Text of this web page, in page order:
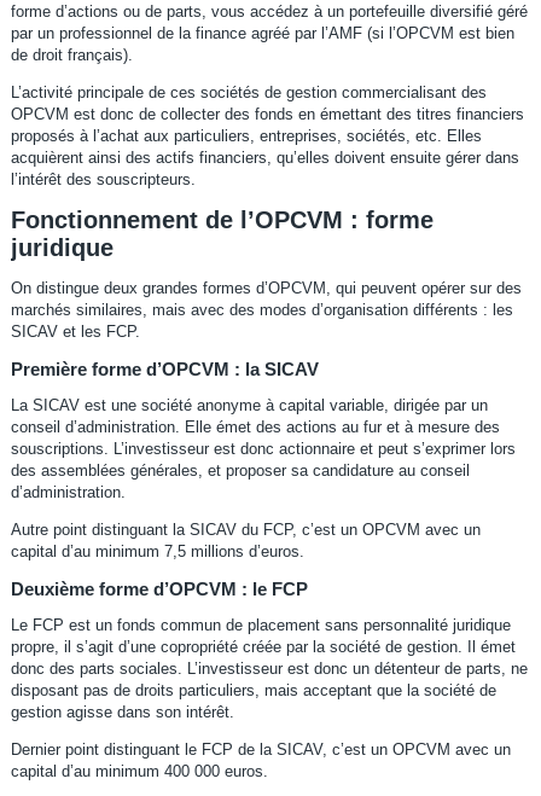
forme d’actions ou de parts, vous accédez à un portefeuille diversifié géré
par un professionnel de la finance agréé par l’AMF (si l’OPCVM est bien
de droit français).
L’activité principale de ces sociétés de gestion commercialisant des
OPCVM est donc de collecter des fonds en émettant des titres financiers
proposés à l’achat aux particuliers, entreprises, sociétés, etc. Elles
acquièrent ainsi des actifs financiers, qu’elles doivent ensuite gérer dans
l’intérêt des souscripteurs.
Fonctionnement de l’OPCVM : forme
juridique
On distingue deux grandes formes d’OPCVM, qui peuvent opérer sur des
marchés similaires, mais avec des modes d’organisation différents : les
SICAV et les FCP.
Première forme d’OPCVM : la SICAV
La SICAV est une société anonyme à capital variable, dirigée par un
conseil d’administration. Elle émet des actions au fur et à mesure des
souscriptions. L’investisseur est donc actionnaire et peut s’exprimer lors
des assemblées générales, et proposer sa candidature au conseil
d’administration.
Autre point distinguant la SICAV du FCP, c’est un OPCVM avec un
capital d’au minimum 7,5 millions d’euros.
Deuxième forme d’OPCVM : le FCP
Le FCP est un fonds commun de placement sans personnalité juridique
propre, il s’agit d’une copropriété créée par la société de gestion. Il émet
donc des parts sociales. L’investisseur est donc un détenteur de parts, ne
disposant pas de droits particuliers, mais acceptant que la société de
gestion agisse dans son intérêt.
Dernier point distinguant le FCP de la SICAV, c’est un OPCVM avec un
capital d’au minimum 400 000 euros.